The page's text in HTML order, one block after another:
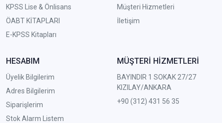
KPSS Lise & Önlisans
ÖABT KİTAPLARI
E-KPSS Kitapları
Müşteri Hizmetleri
İletişim
HESABIM
Üyelik Bilgilerim
Adres Bilgilerim
Siparişlerim
Stok Alarm Listem
MÜŞTERİ HİZMETLERİ
BAYINDIR 1 SOKAK 27/27
KIZILAY/ANKARA
+90 (312) 431 56 35